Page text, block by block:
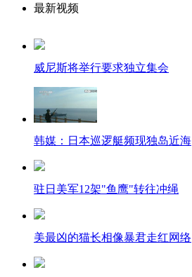
最新视频
威尼斯将举行要求独立集会
韩媒：日本巡逻艇频现独岛近海
驻日美军12架"鱼鹰"转往冲绳
美最凶的猫长相像暴君走红网络